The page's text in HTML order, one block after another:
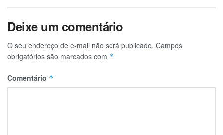
Deixe um comentário
O seu endereço de e-mail não será publicado. Campos
obrigatórios são marcados com *
Comentário *